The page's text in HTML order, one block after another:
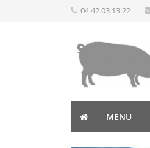
04 42 03 13 22
MENU